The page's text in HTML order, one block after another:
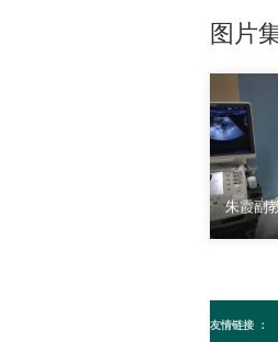
图片
朱霞副
友情链接 ：